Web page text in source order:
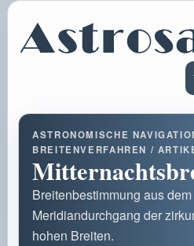
ASTRONOMISCHE
BREITENVERFAHREN /
Breitenbestimmung aus
Meridiandurchgang der
hohen Breiten.